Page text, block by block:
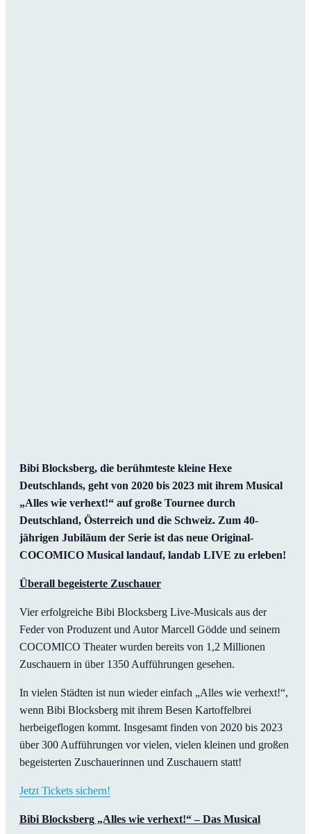
Bibi Blocksberg, die berühmteste kleine Hexe
Deutschlands, geht von 2020 bis 2023 mit ihrem Musical
„Alles wie verhext!“ auf große Tournee durch
Deutschland, Österreich und die Schweiz. Zum 40-
jährigen Jubiläum der Serie ist das neue Original-
COCOMICO Musical landauf, landab LIVE zu erleben!
Überall begeisterte Zuschauer
Vier erfolgreiche Bibi Blocksberg Live-Musicals aus der
Feder von Produzent und Autor Marcell Gödde und seinem
COCOMICO Theater wurden bereits von 1,2 Millionen
Zuschauern in über 1350 Aufführungen gesehen.
In vielen Städten ist nun wieder einfach „Alles wie verhext!“,
wenn Bibi Blocksberg mit ihrem Besen Kartoffelbrei
herbeigeflogen kommt. Insgesamt finden von 2020 bis 2023
über 300 Aufführungen vor vielen, vielen kleinen und großen
begeisterten Zuschauerinnen und Zuschauern statt!
Jetzt Tickets sichern!
Bibi Blocksberg „Alles wie verhext!“ – Das Musical